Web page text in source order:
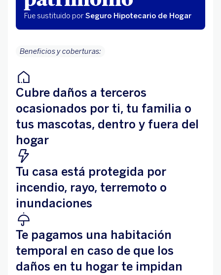
Fue sustituido porSeguro Hipotecario de Hogar
Beneficios y coberturas:
Cubre daños a terceros
ocasionados por ti, tu familia o
tus mascotas, dentro y fuera del
hogar
Tu casa está protegida por
incendio, rayo, terremoto o
inundaciones
Te pagamos una habitación
temporal en caso de que los
daños en tu hogar te impidan